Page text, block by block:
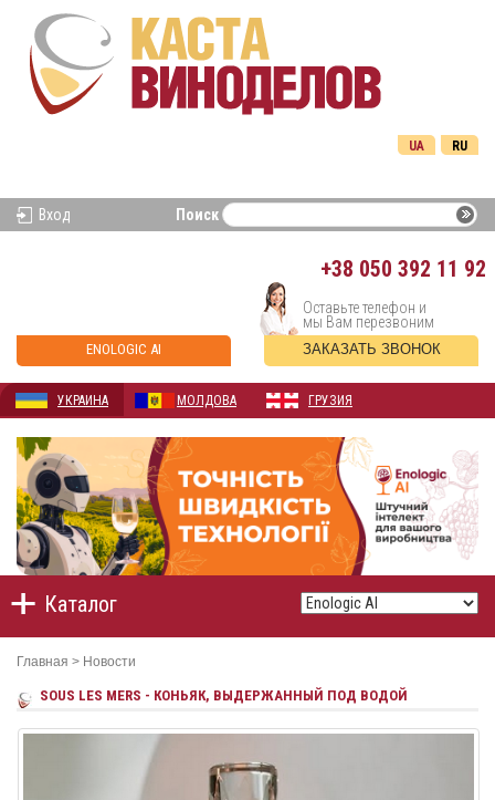
RU
UA
Вход Поиск
+38 050 392 11 92
ENOLOGIC AI
Оставьте телефон и
мы Вам перезвоним
ЗАКАЗАТЬ ЗВОНОК
УКРАИНА МОЛДОВА ГРУЗИЯ
Каталог
Главная > Новости
SOUS LES MERS - КОНЬЯК, ВЫДЕРЖАННЫЙ ПОД ВОДОЙ